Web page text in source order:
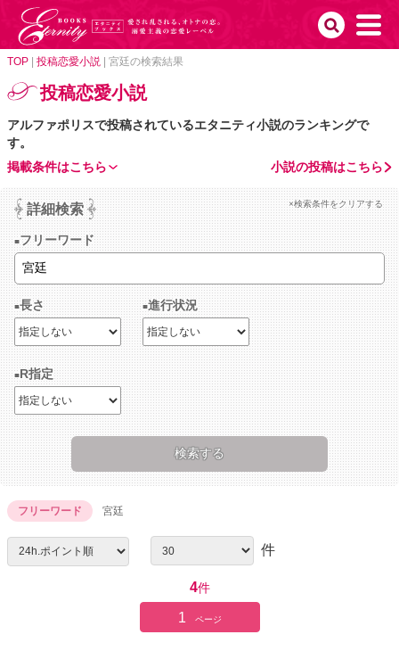
TOP 投稿恋愛小説 宮廷の検索結果
投稿恋愛小説
アルファポリスで投稿されているエタニティ小説のランキングで
す。
小説の投稿はこちら
掲載条件はこちら
詳細検索 ×検索条件をクリアする
フリーワード
長さ 進行状況
R指定
フリーワード 宮廷
件
4件
1 ページ